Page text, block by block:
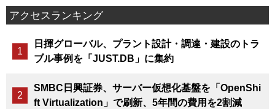
アクセスランキング
日揮グローバル、プラント設計・調達・建設のトラ
ブル事例を「JUST.DB」に集約
SMBC日興証券、サーバー仮想化基盤を「OpenShi
ft Virtualization」で刷新、5年間の費用を2割減